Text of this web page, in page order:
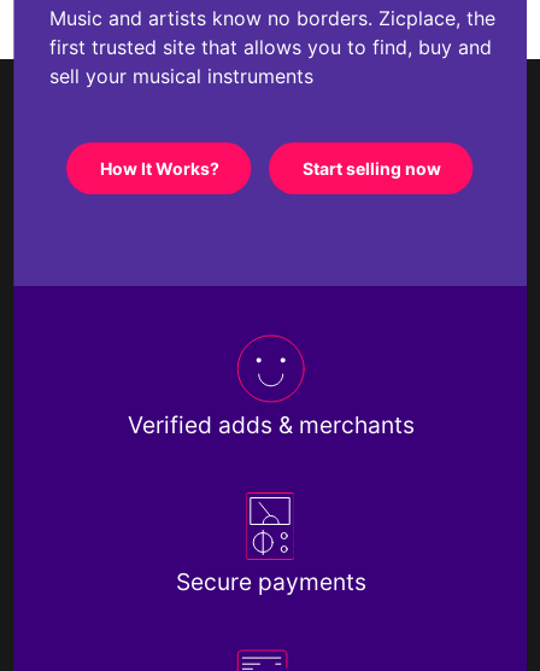
Music and artists know no borders. Zicplace, the
first trusted site that allows you to find, buy and
sell your musical instruments
How It Works? Start selling now
Verified adds & merchants
Secure payments